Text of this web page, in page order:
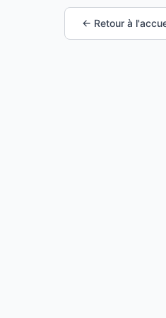
← Retour à